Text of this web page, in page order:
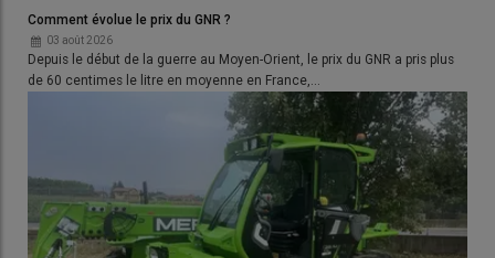
difficilement réalisables en méthode classique
retour représentent l’équivalent de 15 mètres de coupe et la
récolte bien sèche passe toute seule dans le batteur. »
Moisson décomposée : comment
choisir son pick-up à tapis ?
Comment évolue le prix du GNR ?
03 août 2026
Depuis le début de la guerre au Moyen-Orient, le prix du GNR a pris plus
de 60 centimes le litre en moyenne en France,…